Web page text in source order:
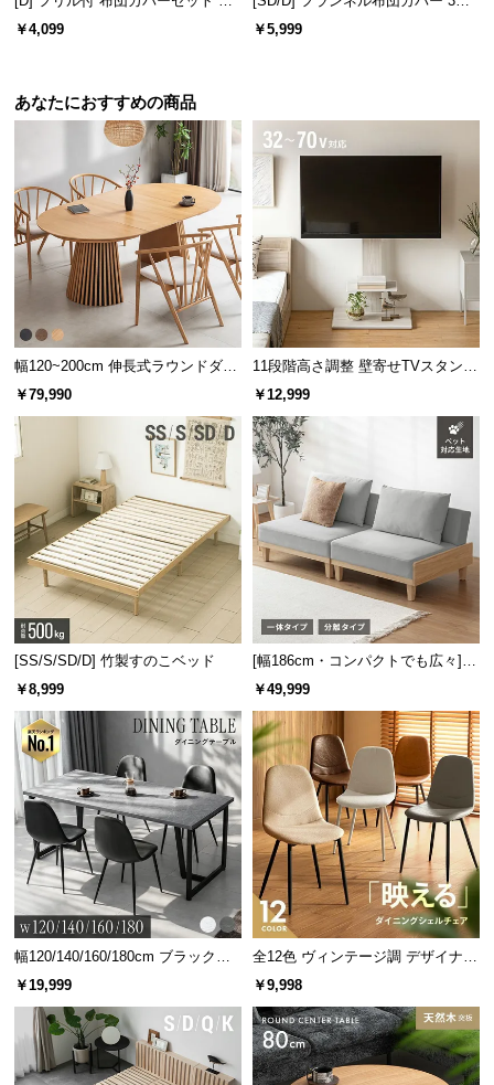
ふわっと空気を含んだ軽さ
ボリュームのある中綿は空気を含んでいるのでふわ
っと軽く、朝までストレスフリーな心地よさです。
ふっくらふわふわの触り心地
たっぷりと空気を含んだ柔らかさで、ふわふわとし
た気持ちの良いクッション性があります。
アサッカータイプ
￥4,099
セット
￥5,999
あなたにおすすめの商品
幅120~200cm 伸長式ラウンドダイ
ニングテーブル 6人掛け 天然木突
板 美しい格子デザイン
￥79,990
11段階高さ調整 壁寄せTVスタンド
キャスター付き 上下左右角度調節
￥12,999
[SS/S/SD/D] 竹製すのこベッド
￥8,999
[幅186cm・コンパクトでも広々] 3
人掛けソファベッド リクライニン
￥49,999
幅120/140/160/180cm ブラックフ
レーム ダイニング 大理石調 4人掛
￥19,999
全12色 ヴィンテージ調 デザイナー
ズシェルチェア
￥9,998